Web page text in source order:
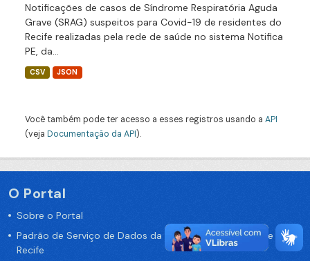
Notificações de casos de Síndrome Respiratória Aguda
Grave (SRAG) suspeitos para Covid-19 de residentes do
Recife realizadas pela rede de saúde no sistema Notifica
PE, da...
CSV JSON
Você também pode ter acesso a esses registros usando a API
(veja Documentação da API).
O Portal
Sobre o Portal
Padrão de Serviço de Dados da Prefeitura da Cidade de
Recife